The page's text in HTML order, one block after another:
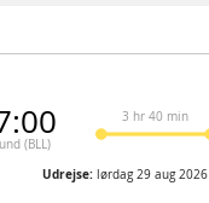
(BLL)
3 hr 40 min
Udrejse: lørdag 29 aug 2026